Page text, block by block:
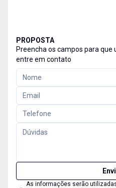
PROPOSTA
Preencha os campos para que
entre em contato
As informações serão